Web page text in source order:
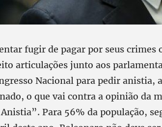
fugir de pagar por seus
articulações junto aos
Nacional para pedir anistia,
o que vai contra a opinião da
Para 56% da população,